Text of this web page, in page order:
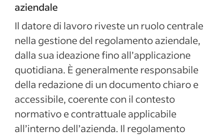
aziendale
Il datore di lavoro riveste un ruolo centrale
nella gestione del regolamento aziendale,
dalla sua ideazione fino all’applicazione
quotidiana. È generalmente responsabile
della redazione di un documento chiaro e
accessibile, coerente con il contesto
normativo e contrattuale applicabile
all’interno dell’azienda. Il regolamento